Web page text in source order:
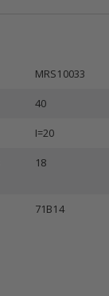
MRS10033
40
I=20
18
71B14